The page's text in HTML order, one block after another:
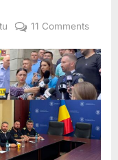
11 Commentson
obține
în
Legii